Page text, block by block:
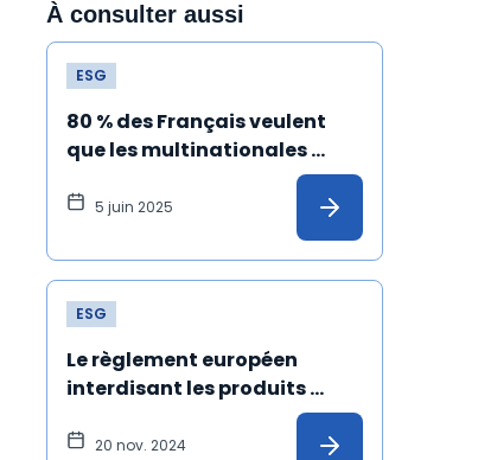
À consulter aussi
ESG
80 % des Français veulent
que les multinationales
s'engagent dans le respect
du climat et des droits
5 juin 2025
ESG
Le règlement européen
interdisant les produits
issus du travail forcé est
définitivement adopté !
20 nov. 2024